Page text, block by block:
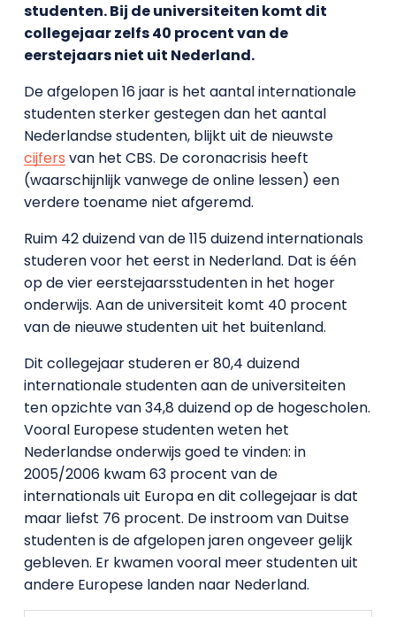
studenten. Bij de universiteiten komt dit
collegejaar zelfs 40 procent van de
eerstejaars niet uit Nederland.
De afgelopen 16 jaar is het aantal internationale
studenten sterker gestegen dan het aantal
Nederlandse studenten, blijkt uit de nieuwste
cijfers van het CBS. De coronacrisis heeft
(waarschijnlijk vanwege de online lessen) een
verdere toename niet afgeremd.
Ruim 42 duizend van de 115 duizend internationals
studeren voor het eerst in Nederland. Dat is één
op de vier eerstejaarsstudenten in het hoger
onderwijs. Aan de universiteit komt 40 procent
van de nieuwe studenten uit het buitenland.
Dit collegejaar studeren er 80,4 duizend
internationale studenten aan de universiteiten
ten opzichte van 34,8 duizend op de hogescholen.
Vooral Europese studenten weten het
Nederlandse onderwijs goed te vinden: in
2005/2006 kwam 63 procent van de
internationals uit Europa en dit collegejaar is dat
maar liefst 76 procent. De instroom van Duitse
studenten is de afgelopen jaren ongeveer gelijk
gebleven. Er kwamen vooral meer studenten uit
andere Europese landen naar Nederland.